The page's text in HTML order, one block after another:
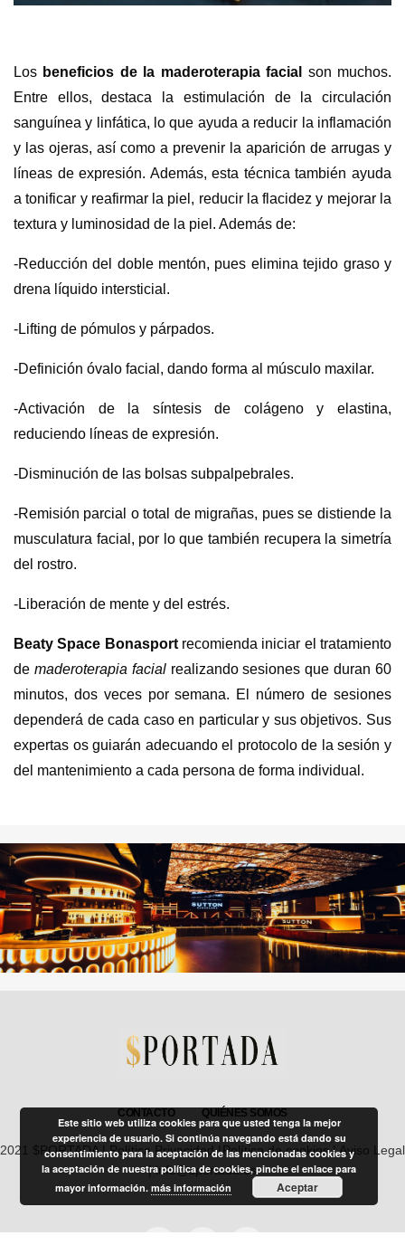
Los beneficios de la maderoterapia facial
son muchos.
Entre ellos, destaca la estimulación de la circulación
sanguínea y linfática, lo que ayuda a reducir la inflamación
y las ojeras, así como a prevenir la aparición de arrugas y
líneas de expresión. Además, esta técnica también ayuda
a tonificar y reafirmar la piel, reducir la flacidez y mejorar la
textura y luminosidad de la piel. Además de:
-Reducción del doble mentón, pues elimina tejido graso y
drena líquido intersticial.
-Lifting de pómulos y párpados.
-Definición óvalo facial, dando forma al músculo maxilar.
-Activación de la síntesis de colágeno y elastina,
reduciendo líneas de expresión.
-Disminución de las bolsas subpalpebrales.
-Remisión parcial o total de migrañas, pues se distiende la
musculatura facial, por lo que también recupera la simetría
del rostro.
-Liberación de mente y del estrés.
Beaty Space Bonasport recomienda iniciar el tratamiento
de maderoterapia facialrealizando sesiones que duran 60
minutos, dos veces por semana. El número de sesiones
dependerá de cada caso en particular y sus objetivos. Sus
expertas os guiarán adecuando el protocolo de la sesión y
del mantenimiento a cada persona de forma individual.
CONTACTO QUIÉNES SOMOS
2021 $PORTADA |Política Privacidad|Política de cookies|Aviso Legal
| info@sportada.es
Este sitio web utiliza cookies para que usted tenga la mejor
experiencia de usuario. Si continúa navegando está dando su
consentimiento para la aceptación de las mencionadas cookies y
la aceptación de nuestra política de cookies, pinche el enlace para
mayor información.más información Aceptar